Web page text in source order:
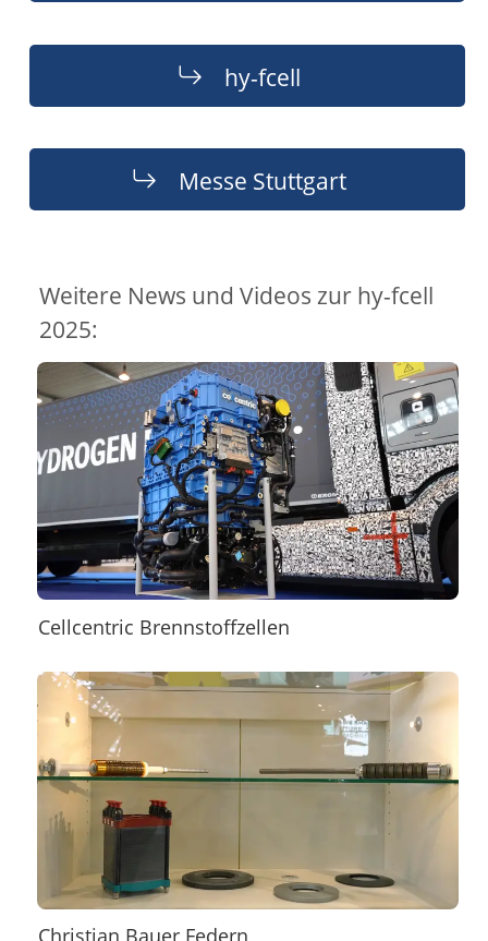
hy-fcell
Messe Stuttgart
Weitere News und Videos zur hy-fcell
2025:
Cellcentric Brennstoffzellen
Christian Bauer Federn